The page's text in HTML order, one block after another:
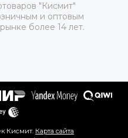
"Кисмит"
и оптовым
более 14 лет.
Кисмит. Карта сайта